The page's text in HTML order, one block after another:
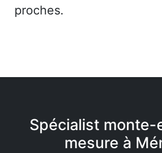
proches.
Spécialist monte-
mesure à